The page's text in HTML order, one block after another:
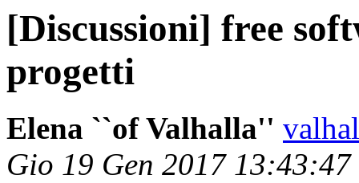
[Discussioni] free
progetti
Elena ``of Valhalla''
Gio 19 Gen 2017 13:43:47